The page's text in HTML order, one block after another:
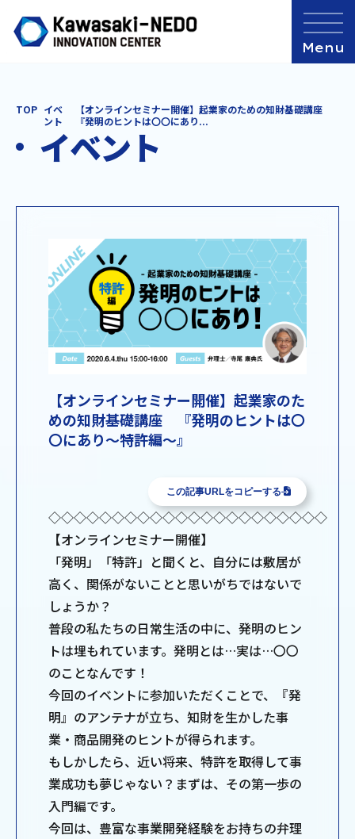
TOP イベ
ント
【オンラインセミナー開催】起業家のための知財基礎講座
『発明のヒントは〇〇にあり...
イベント
【オンラインセミナー開催】起業家のた
めの知財基礎講座 『発明のヒントは〇
〇にあり～特許編～』
この記事URLをコピーする
◇◇◇◇◇◇◇◇◇◇◇◇◇◇◇◇◇◇◇◇◇◇
【オンラインセミナー開催】
「発明」「特許」と聞くと、自分には敷居が
高く、関係がないことと思いがちではないで
しょうか？
普段の私たちの日常生活の中に、発明のヒン
トは埋もれています。発明とは…実は…〇〇
のことなんです！
今回のイベントに参加いただくことで、『発
明』のアンテナが立ち、知財を生かした事
業・商品開発のヒントが得られます。
もしかしたら、近い将来、特許を取得して事
業成功も夢じゃない？まずは、その第一歩の
入門編です。
今回は、豊富な事業開発経験をお持ちの弁理